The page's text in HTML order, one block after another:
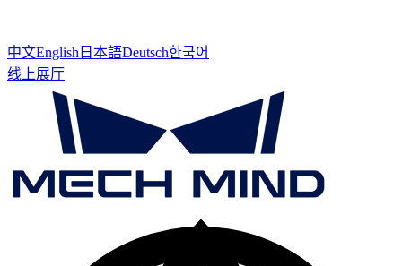
中文English 日本語Deutsch한국어
线上展厅